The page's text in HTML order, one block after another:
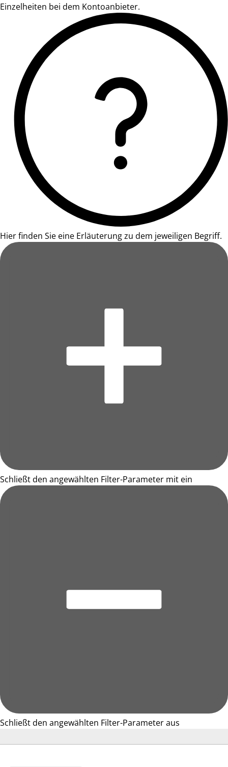
Einzelheiten bei dem Kontoanbieter.
Hier finden Sie eine Erläuterung zu dem jeweiligen Begriff.
Schließt den angewählten Filter-Parameter mit ein
Schließt den angewählten Filter-Parameter aus